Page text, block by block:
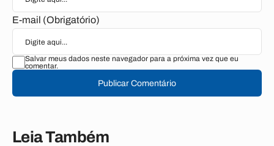
E-mail (Obrigatório)
Salvar meus dados neste navegador para a próxima vez que eu
comentar.
Publicar Comentário
Leia Também